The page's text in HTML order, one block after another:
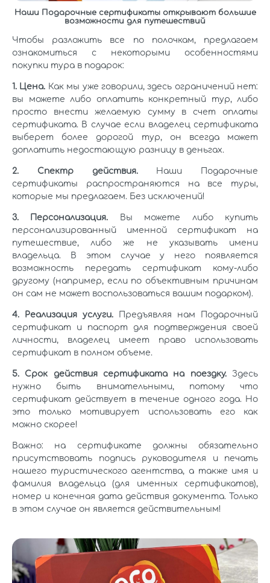
Наши Подарочные сертификаты открывают большие
возможности для путешествий
Чтобы разложить все по полочкам, предлагаем
ознакомиться с некоторыми особенностями
покупки тура в подарок:
1. Цена. Как мы уже говорили, здесь ограничений нет:
вы можете либо оплатить конкретный тур, либо
просто внести желаемую сумму в счет оплаты
сертификата. В случае если владелец сертификата
выберет более дорогой тур, он всегда может
доплатить недостающую разницу в деньгах.
2. Спектр действия.Наши Подарочные
сертификаты распространяются на все туры,
которые мы предлагаем. Без исключений!
3. Персонализация. Вы можете либо купить
персонализированный именной сертификат на
путешествие, либо же не указывать имени
владельца. В этом случае у него появляется
возможность передать сертификат кому-либо
другому (например, если по объективным причинам
он сам не может воспользоваться вашим подарком).
4. Реализация услуги. Предъявляя нам Подарочный
сертификат и паспорт для подтверждения своей
личности, владелец имеет право использовать
сертификат в полном объеме.
5. Срок действия сертификата на поездку.Здесь
нужно быть внимательными, потому что
сертификат действует в течение одного года. Но
это только мотивирует использовать его как
можно скорее!
Важно: на сертификате должны обязательно
присутствовать подпись руководителя и печать
нашего туристического агентства, а также имя и
фамилия владельца (для именных сертификатов),
номер и конечная дата действия документа. Только
в этом случае он является действительным!